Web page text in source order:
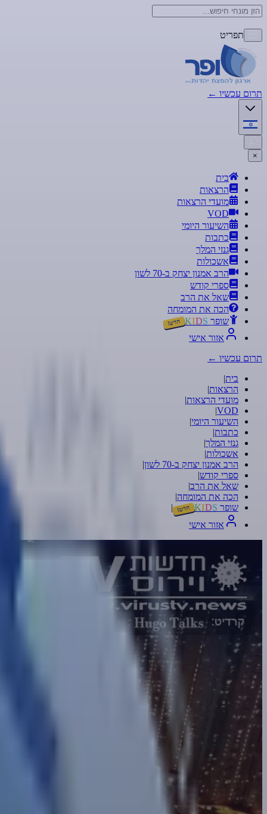
תפריט
תרום עכשיו ←
×
בית
הרצאות
מועדי הרצאות
VOD
השיעור היומי
כתבות
גנזי המלך
אשכולות
הרב אמנון יצחק ב-70 לשון
ספרי קודש
שאל את הרב
הכה את המומחה
שופר
KIDS חדש!
אזור אישי
תרום עכשיו ←
בית|
הרצאות|
מועדי הרצאות|
VOD
|
השיעור היומי|
כתבות|
גנזי המלך|
אשכולות|
הרב אמנון יצחק ב-70 לשון
|
ספרי קודש|
שאל את הרב|
הכה את המומחה|
שופר
KIDS חדש! |
אזור אישי